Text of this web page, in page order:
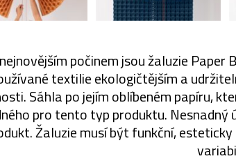
počinem jsou žaluzie
textilie ekologičtějším a
Sáhla po jejím oblíbeném papíru,
pro tento typ produktu. Nesnadný
Žaluzie musí být funkční,